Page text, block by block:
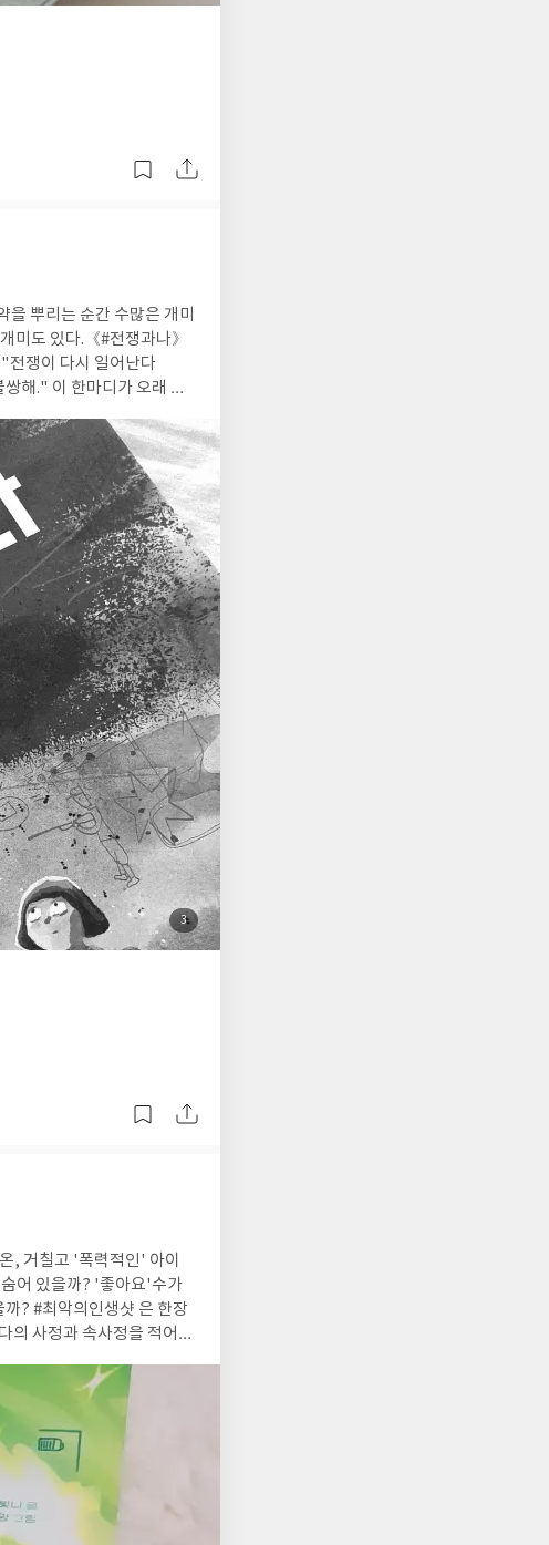
사
뿌리는 순간 수많은 개미
미도 있다.《#전쟁과나》
전쟁이 다시 일어난다
해." 이 한마디가 오래 남
어를 탄 할아버지와 함께 피
은 위기가 아니라, 누군가
과 전쟁의 선명한 대비우리
. 평소에는 잊고 살아가지
인상 깊었던 것은 그림이었
화로운 일상과 전쟁 이후의
리는 일이라는 것을 그림만
책의 깊이이 책은 표지부
색감은 전쟁의 긴장감을
다. 폭탄과 탱크, 피난을 떠
람들의 모습까지. 그림 하나
로 한다. 처음에는 현실적인
음, 그리고 전쟁 속에서도
학살 희생자의 손녀다. 그래
상상한 온이를 이야기하지
은 너무 당연한 말이다. 하
, 어른이 더 오래 붙잡고 생
지 조용하지만 깊게 묻는
첨
부
된
사
3
, 거칠고 '폭력적인' 아이
? '좋아요'수가
? #최악의인생샷 은 한장
의 사정과 속사정을 적어가
자신을 마주한다. "우리는
있는 용기, 나를 보여줄
의 중요성을 이야기한다.
할 수 있다는 것을 보여주
인정하고, 진심으로 사과